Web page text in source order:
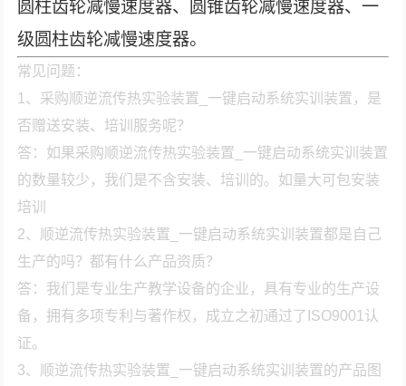
圆柱齿轮减慢速度器、圆锥齿轮减慢速度器、一
级圆柱齿轮减慢速度器。
常见问题：
1、采购顺逆流传热实验装置_一键启动系统实训装置，是
否赠送安装、培训服务呢？
答：如果采购顺逆流传热实验装置_一键启动系统实训装置
的数量较少，我们是不含安装、培训的。如量大可包安装
培训
2、顺逆流传热实验装置_一键启动系统实训装置都是自己
生产的吗？都有什么产品资质？
答：我们是专业生产教学设备的企业，具有专业的生产设
备，拥有多项专利与著作权，成立之初通过了ISO9001认
证。
3、顺逆流传热实验装置_一键启动系统实训装置的产品图